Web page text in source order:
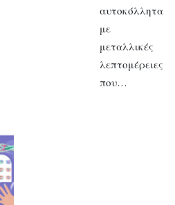
αυτοκόλλητα
με
μεταλλικές
λεπτομέρειες
που…